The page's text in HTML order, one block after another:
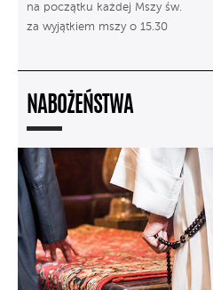
na początku każdej Mszy św.
za wyjątkiem mszy o 15.30
NABOŻEŃSTWA